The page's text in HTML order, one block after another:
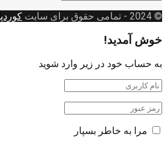
© 2024
- تمامی حقوق برای سایت
خوش آمدید!
به حساب خود در زیر وارد شوید
مرا به خاطر بسپار